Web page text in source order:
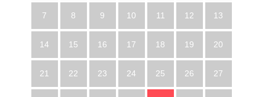
7 8 9 10 11 12 13
14 15 16 17 18 19 20
21 22 23 24 25 26 27